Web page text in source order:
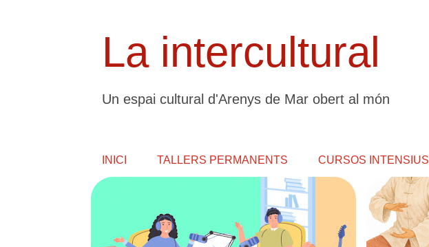
La intercultural
Un espai cultural d'Arenys de Mar obert al món
INICI TALLERS PERMANENTS CURSOS INTENSIUS
E